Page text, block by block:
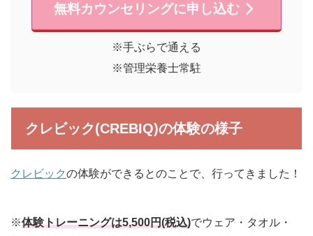
無料カウンセリングに申し込む
※手ぶらで通える
※管理栄養士常駐
クレビック(CREBIQ)の体験の様子
クレビックの体験ができるとのことで、行ってきました！
※体験トレーニングは5,500円(税込)でウェア・タオル・